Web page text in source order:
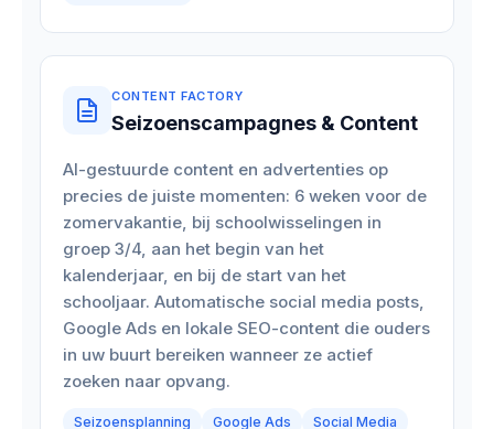
CONTENT FACTORY
Seizoenscampagnes & Content
AI-gestuurde content en advertenties op
precies de juiste momenten: 6 weken voor de
zomervakantie, bij schoolwisselingen in
groep 3/4, aan het begin van het
kalenderjaar, en bij de start van het
schooljaar. Automatische social media posts,
Google Ads en lokale SEO-content die ouders
in uw buurt bereiken wanneer ze actief
zoeken naar opvang.
Seizoensplanning Google Ads Social Media